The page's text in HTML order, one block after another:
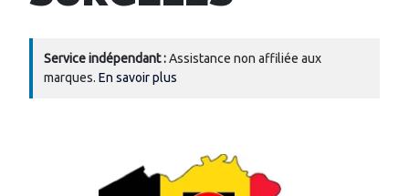
Service indépendant :Assistance non affiliée aux
marques. En savoir plus